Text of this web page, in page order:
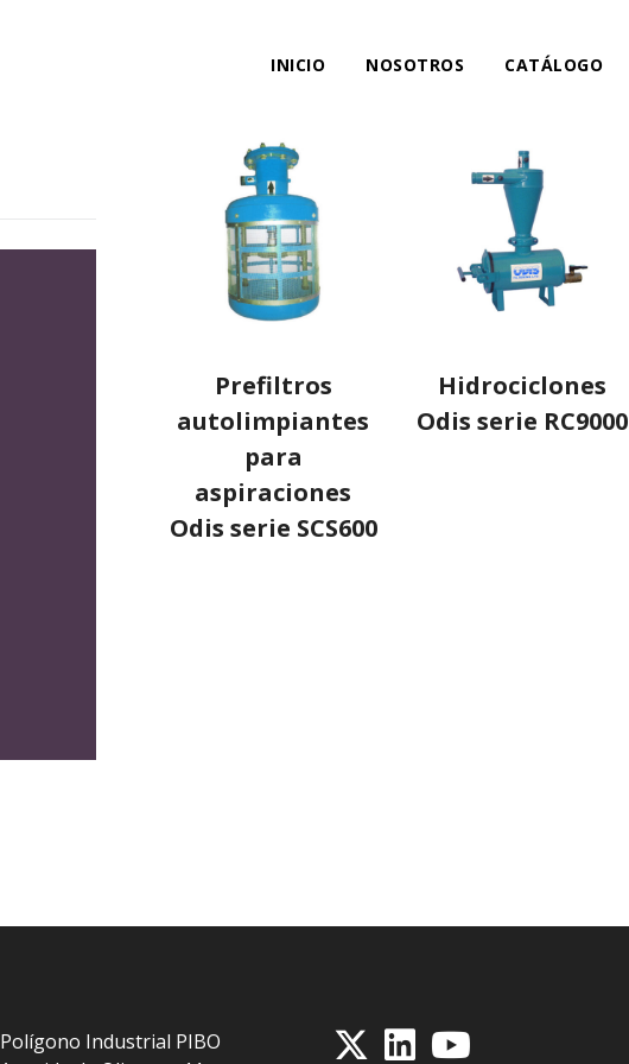
INICIO NOSOTROS CATÁLOGO
Prefiltros
autolimpiantes
para
aspiraciones
Odis serie SCS600
Hidrociclones
Odis serie RC9000
Polígono Industrial PIBO